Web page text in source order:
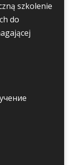
szkolenie
do